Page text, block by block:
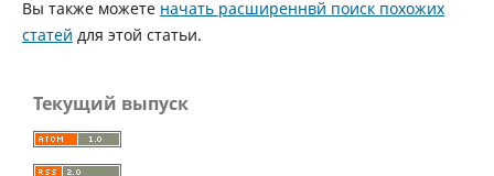
Вы также можете начать расширеннвй поиск похожих
статей для этой статьи.
Текущий выпуск